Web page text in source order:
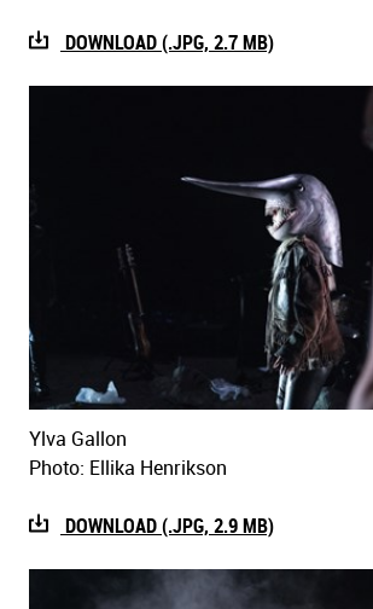
DOWNLOAD (.JPG, 2.7 MB)
Ylva Gallon
Photo: Ellika Henrikson
DOWNLOAD (.JPG, 2.9 MB)